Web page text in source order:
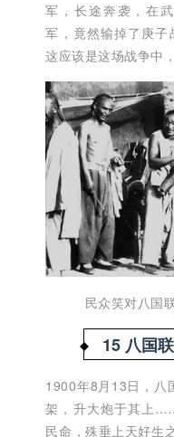
军，长途奔袭，在
军，竟然输掉了庚子
这应该是这场战争中
民众笑对八国
15 八国
1900年8月13日，八
架，升大炮于其上
民命，殊垂上天好生